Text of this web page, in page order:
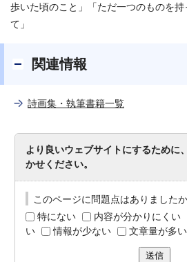
歩いた頃のこと」「ただ一つのものを
て」
関連情報
詩画集・執筆書籍一覧
より良いウェブサイトにするために
かせください。
このページに問題点はありました
特にない
内容が分かりにくい
い
情報が少ない 文章量が多い
送信